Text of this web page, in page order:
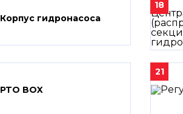
Корпус гидронасоса
18
PTO BOX
21